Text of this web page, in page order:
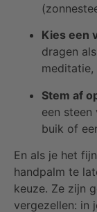
Kies een
dragen
meditatie,
Stem af
een
buik of
En als je het
handpalm te
keuze. Ze zijn
vergezellen: in